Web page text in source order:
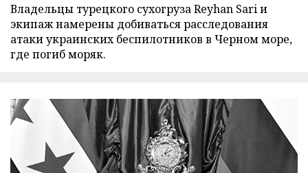
Владельцы турецкого сухогруза Reyhan Sari и
экипаж намерены добиваться расследования
атаки украинских беспилотников в Черном море,
где погиб моряк.